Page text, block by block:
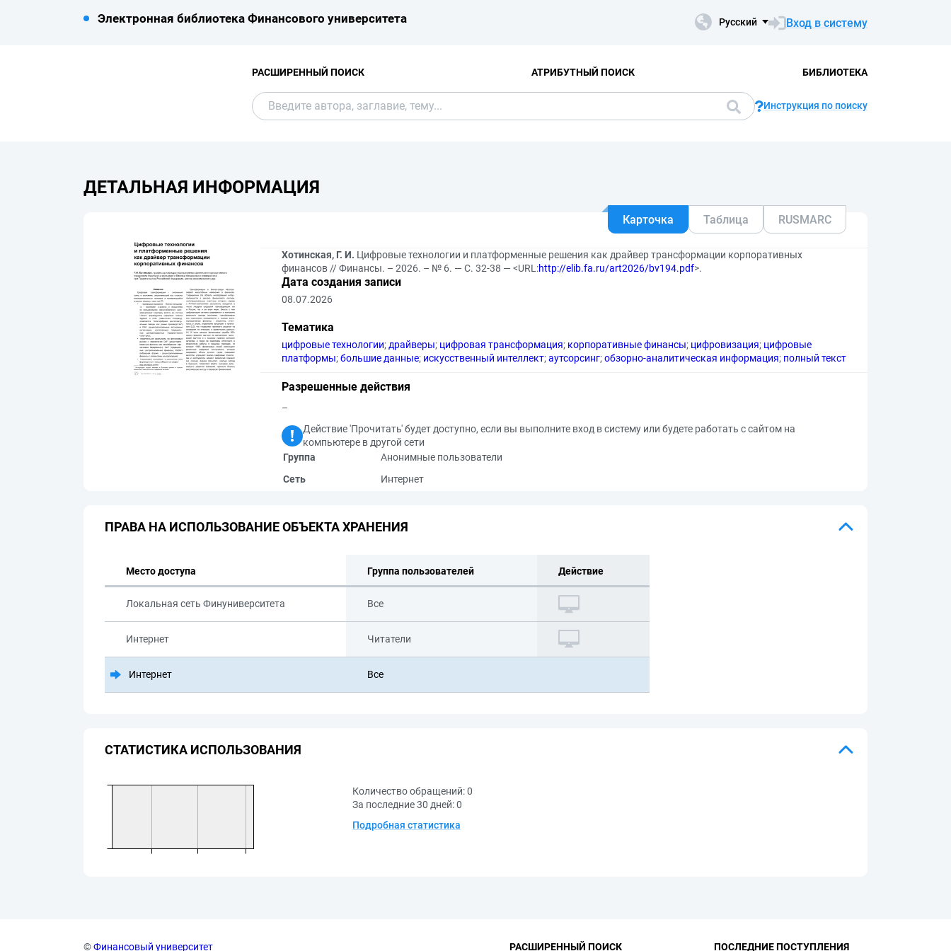
Электронная библиотека Финансового университета Русский Вход в систему
РАСШИРЕННЫЙ ПОИСК АТРИБУТНЫЙ ПОИСК БИБЛИОТЕКА
Инструкция по поиску
ДЕТАЛЬНАЯ ИНФОРМАЦИЯ
Карточка Таблица RUSMARC
Хотинская, Г. И. Цифровые технологии и платформенные решения как драйвер трансформации корпоративных
финансов // Финансы. – 2026. – № 6. — С. 32-38 — <URL:http://elib.fa.ru/art2026/bv194.pdf>.
Дата создания записи
08.07.2026
Тематика
цифровые технологии; драйверы; цифровая трансформация; корпоративные финансы; цифровизация; цифровые
платформы;большие данные; искусственный интеллект;аутсорсинг;обзорно-аналитическая информация; полный текст
Разрешенные действия
–
Действие 'Прочитать' будет доступно, если вы выполните вход в систему или будете работать с сайтом на
компьютере в другой сети
Группа
Анонимные пользователи
Сеть
Интернет
ПРАВА НА ИСПОЛЬЗОВАНИЕ ОБЪЕКТА ХРАНЕНИЯ
Место доступа Группа пользователей Действие
Локальная сеть Финуниверситета Все
Интернет Читатели
Интернет Все
СТАТИСТИКА ИСПОЛЬЗОВАНИЯ
Количество обращений:0
За последние 30 дней:0
Подробная статистика
©Финансовый университет РАСШИРЕННЫЙ ПОИСК ПОСЛЕДНИЕ ПОСТУПЛЕНИЯ